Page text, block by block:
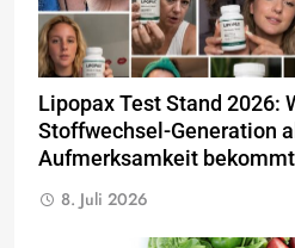
Lipopax Test Stand 2026:
Stoffwechsel-Generation
Aufmerksamkeit bekommt
8. Juli 2026